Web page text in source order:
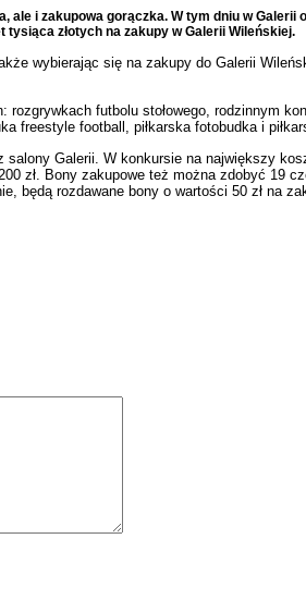
i zakupowa gorączka. W tym dniu w
tysiąca złotych na zakupy w Galerii Wileńskiej.
wybierając się na zakupy do Galerii
rozgrywkach futbolu stołowego, rodzinnym
freestyle football, piłkarska fotobudka i
Galerii. W konkursie na największy
zł. Bony zakupowe też można zdobyć 19
będą rozdawane bony o wartości 50 zł na